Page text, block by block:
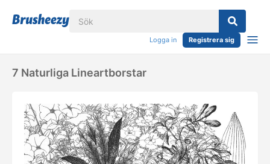
Logga in Registrera sig
7 Naturliga Lineartborstar